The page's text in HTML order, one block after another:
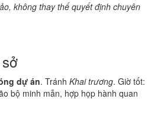
không thay thế quyết định chuyên
dự án. Tránh Khai trương. Giờ tốt:
bộ minh mẫn, hợp họp hành quan